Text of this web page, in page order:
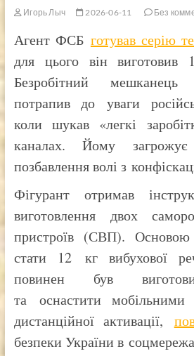
Игорь Лыч 2026-06-11 Без
Агент ФСБ готував серію
для цього він виготовив
Безробітний мешканець
потрапив до уваги
коли шукав «легкі
каналах. Йому
позбавлення волі з
Фігурант отримав
виготовлення двох
пристроїв (СВП).
стати 12 кг вибухової
повинен був
та оснастити
дистанційної активації,
безпеки України в